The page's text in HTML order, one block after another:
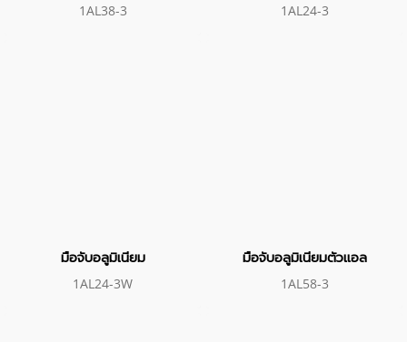
1AL38-3 1AL24-3
มือจับอลูมิเนียม
1AL24-3W
มือจับอลูมิเนียมตัวแอล
1AL58-3